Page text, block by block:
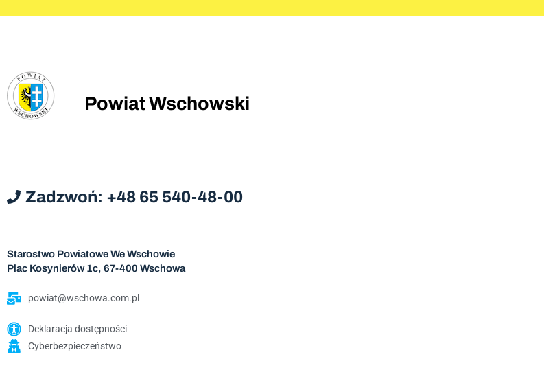
Powiat Wschowski
Zadzwoń: +48 65 540-48-00
Starostwo Powiatowe We Wschowie
Plac Kosynierów 1c, 67-400 Wschowa
powiat@wschowa.com.pl
Deklaracja dostępności
Cyberbezpieczeństwo